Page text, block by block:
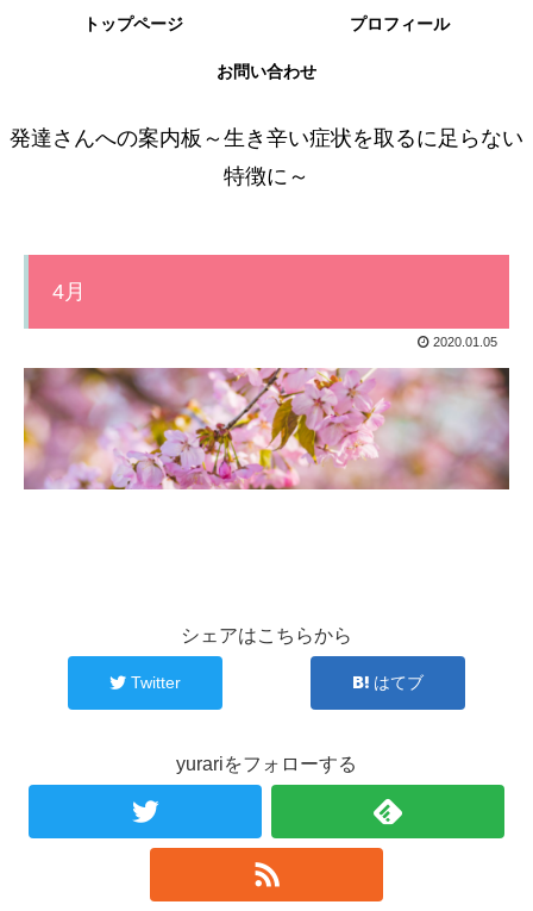
発達さんへの案内板～生き辛い症状を取るに足らない
特徴に～
トップページ プロフィール
お問い合わせ
4月
2020.01.05
シェアはこちらから
Twitter はてブ
yurariをフォローする